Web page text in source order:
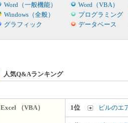
Word（一般機能）
Word（VBA）
Windows（全般）
プログラミング
グラフィック
データベース
人気Q&Aランキング
Excel （VBA）
1位 ビルのエ